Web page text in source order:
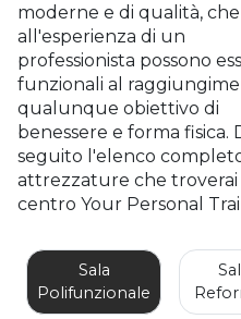
moderne e di qualità,
all'esperienza di un
professionista possono
funzionali al
qualunque obiettivo di
benessere e forma fisica.
seguito l'elenco
attrezzature che troverai
centro Your Personal
Sala
Polifunzionale